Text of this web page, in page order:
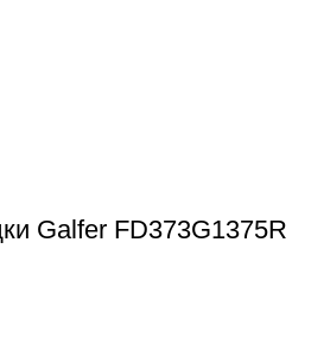
Galfer FD373G1375R